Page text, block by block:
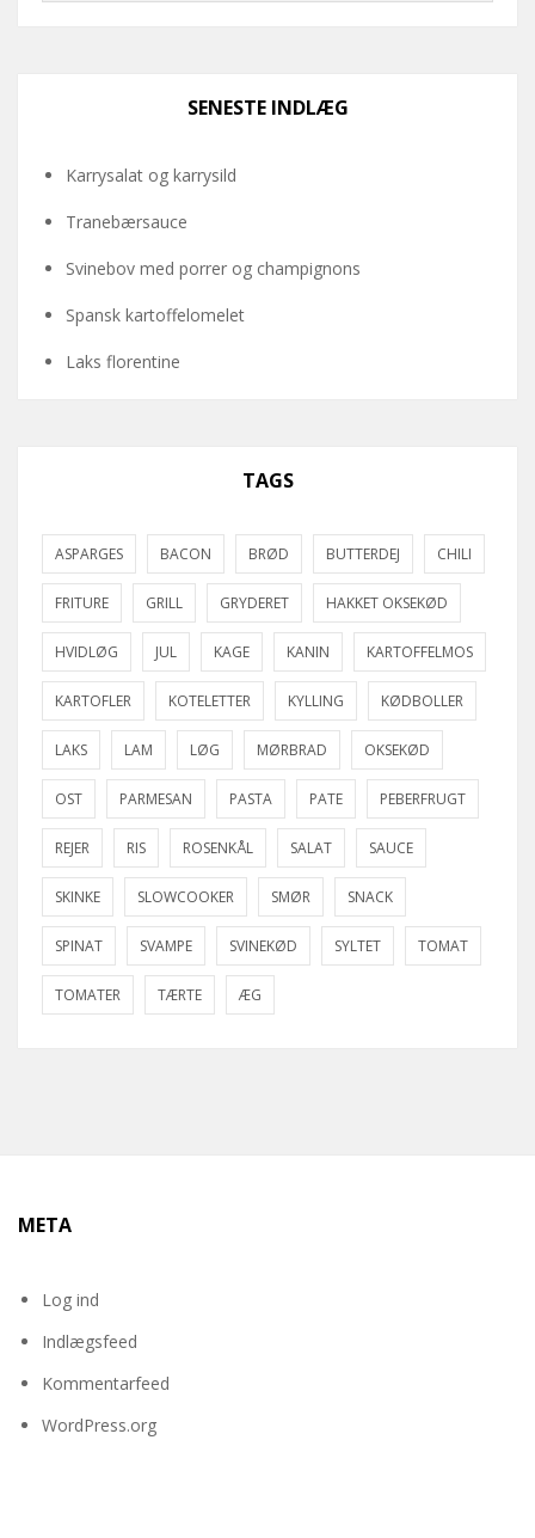
SENESTE INDLÆG
Karrysalat og karrysild
Tranebærsauce
Svinebov med porrer og champignons
Spansk kartoffelomelet
Laks florentine
TAGS
ASPARGES BACON BRØD BUTTERDEJ CHILI
FRITURE GRILL GRYDERET HAKKET OKSEKØD
HVIDLØG JUL KAGE KANIN KARTOFFELMOS
KARTOFLER KOTELETTER KYLLING KØDBOLLER
LAKS LAM LØG MØRBRAD OKSEKØD
OST PARMESAN PASTA PATE PEBERFRUGT
REJER RIS ROSENKÅL SALAT SAUCE
SKINKE SLOWCOOKER SMØR SNACK
SPINAT SVAMPE SVINEKØD SYLTET TOMAT
TOMATER TÆRTE ÆG
META
Log ind
Indlægsfeed
Kommentarfeed
WordPress.org